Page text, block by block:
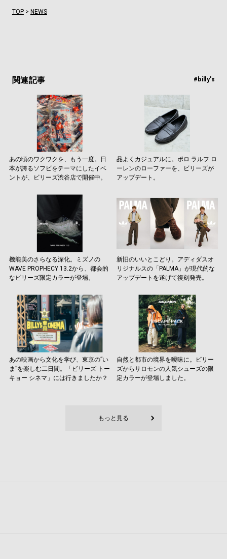
TOP> NEWS
関連記事 #billy's
あの頃のワクワクを、もう一度。日
本が誇るソフビをテーマにしたイベ
ントが、ビリーズ渋谷店で開催中。
品よくカジュアルに。ポロ ラルフ ロ
ーレンのローファーを、ビリーズが
アップデート。
機能美のさらなる深化。ミズノの
WAVE PROPHECY 13.2から、都会的
なビリーズ限定カラーが登場。
新旧のいいとこどり。アディダスオ
リジナルスの「PALMA」が現代的な
アップデートを遂げて復刻発売。
あの映画から文化を学び、東京の”い
ま”を楽しむ二日間。「ビリーズ トー
キョー シネマ」には行きましたか？
自然と都市の境界を曖昧に。ビリー
ズからサロモンの人気シューズの限
定カラーが登場しました。
もっと見る